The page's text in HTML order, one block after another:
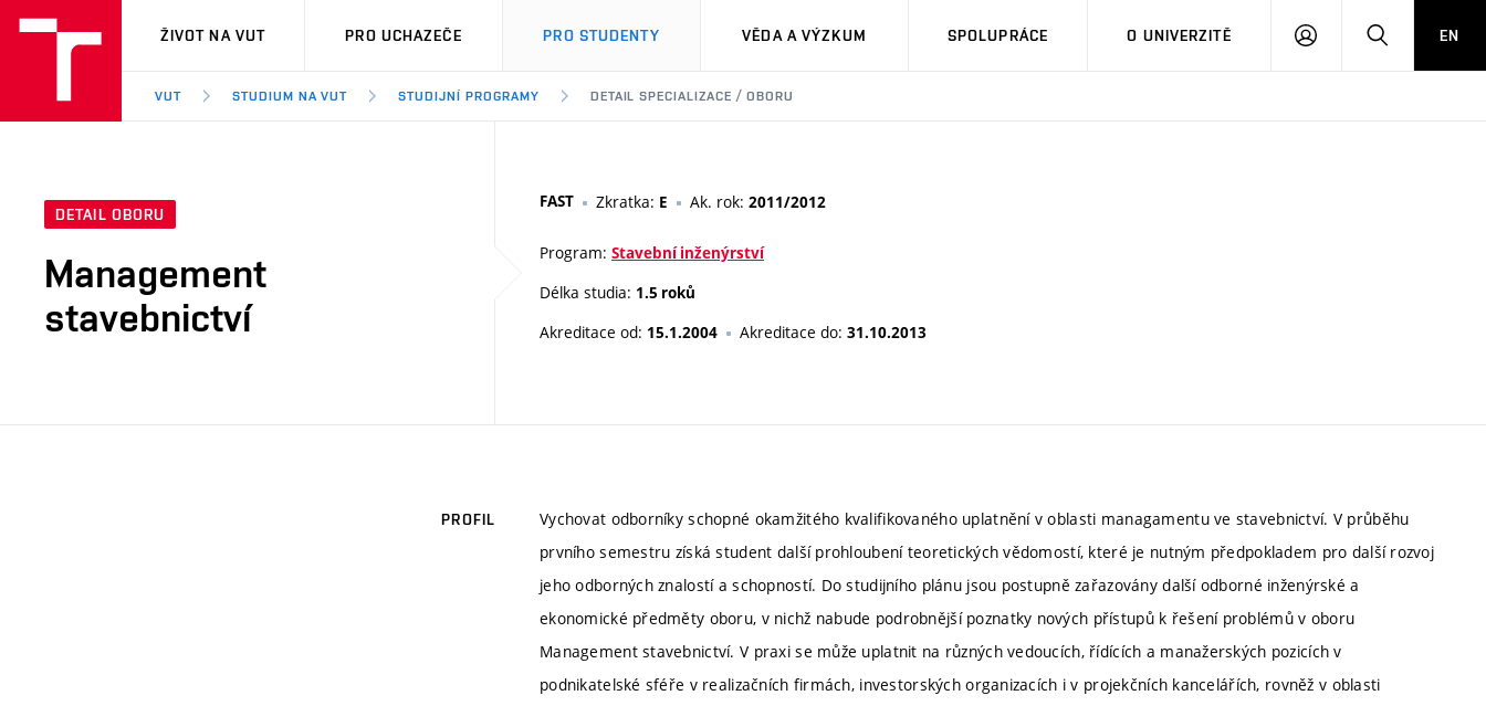
VUT
ŽIVOT NA VUT PRO UCHAZEČE PRO STUDENTY VĚDA A VÝZKUM SPOLUPRÁCE O UNIVERZITĚ
PŘIHLÁSIT HLEDATEN
VUT STUDIUM NA VUT STUDIJNÍ PROGRAMY DETAIL SPECIALIZACE / OBORU
DETAIL OBORU
Management
stavebnictví
FAST Zkratka: E Ak. rok: 2011/2012
Program: Stavební inženýrství
Délka studia: 1.5 roků
Akreditace od: 15.1.2004 Akreditace do: 31.10.2013
PROFIL
Vychovat odborníky schopné okamžitého kvalifikovaného uplatnění v oblasti managamentu ve stavebnictví. V průběhu
prvního semestru získá student další prohloubení teoretických vědomostí, které je nutným předpokladem pro další rozvoj
jeho odborných znalostí a schopností. Do studijního plánu jsou postupně zařazovány další odborné inženýrské a
ekonomické předměty oboru, v nichž nabude podrobnější poznatky nových přístupů k řešení problémů v oboru
Management stavebnictví. V praxi se může uplatnit na různých vedoucích, řídících a manažerských pozicích v
podnikatelské sféře v realizačních firmách, investorských organizacích i v projekčních kancelářích, rovněž v oblasti